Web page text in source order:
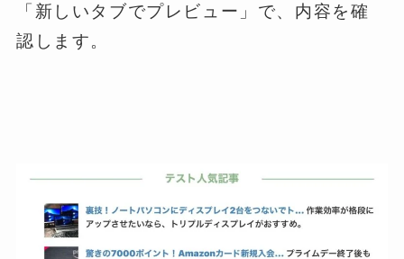
「新しいタブでプレビュー」で、内容を確
認します。